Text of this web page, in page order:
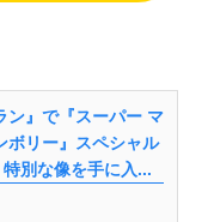
ン』で『スーパー マ
ボリー』スペシャル
別な像を手に入...